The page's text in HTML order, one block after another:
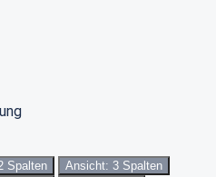
Spalten
Ansicht: 3 Spalten